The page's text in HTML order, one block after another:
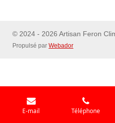
© 2024 - 2026 Artisan Feron
Propulsé par Webador
E-mail Téléphone